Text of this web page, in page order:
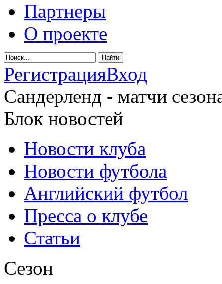
Партнеры
О проекте
РегистрацияВход
Сандерленд - матчи
Блок новостей
Новости клуба
Новости футбола
Английский футбол
Пресса о клубе
Статьи
Сезон